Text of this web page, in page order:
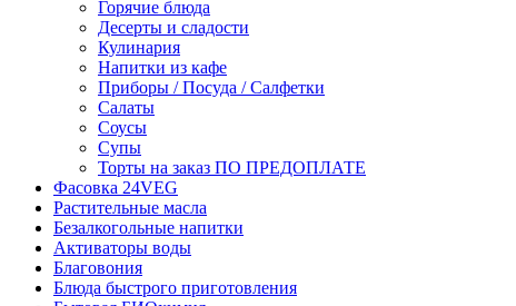
Горячие блюда
Десерты и сладости
Кулинария
Напитки из кафе
Приборы / Посуда / Салфетки
Салаты
Соусы
Супы
Торты на заказ ПО ПРЕДОПЛАТЕ
Фасовка 24VEG
Растительные масла
Безалкогольные напитки
Активаторы воды
Благовония
Блюда быстрого приготовления